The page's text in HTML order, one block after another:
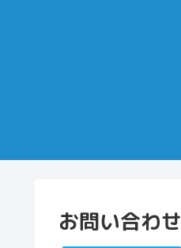
お問い合わせ